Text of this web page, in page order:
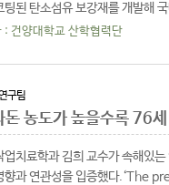
팅된 탄소섬유 보강재를 개발해
갖고 있다는 장점이 있어 토..
: 건양대학교 산학협력단
구팀
돈 농도가 높을수록 76
업치료학과 김희 교수가 속해있
향과 연관성을 입증했다